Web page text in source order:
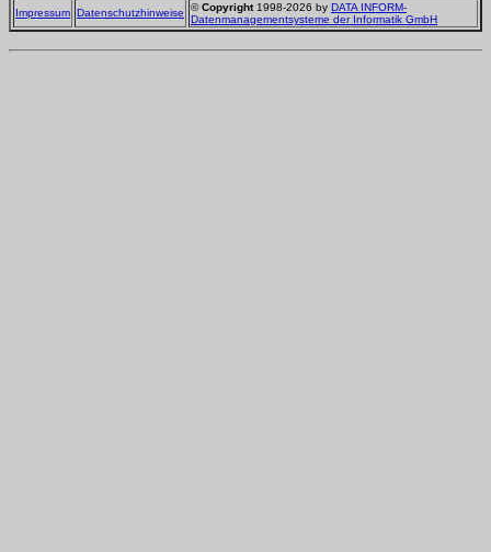
Impressum Datenschutzhinweise ©Copyright1998-2026 by DATA INFORM-
Datenmanagementsysteme der Informatik GmbH